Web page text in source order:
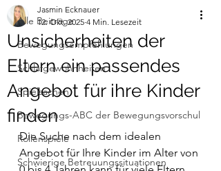
Alle Beiträge
Bewegungsempfehlungen
Schlafgewohnheiten
Spielsachen
Bewegungs-ABC der Bewegungsvorschul
Rollenspiele
Schwierige Betreuungssituationen
Unsicherheiten der
Eltern ein passendes
Angebot für ihre Kinder
finden
Jasmin Ecknauer
12. Okt. 2025 4 Min. Lesezeit
Die Suche nach dem idealen
Angebot für Ihre Kinder im Alter von